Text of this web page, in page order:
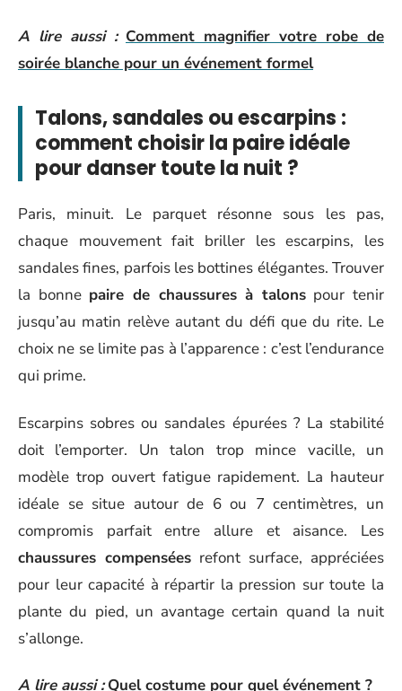
A lire aussi : Comment magnifier votre robe de
soirée blanche pour un événement formel
Talons, sandales ou escarpins :
comment choisir la paire idéale
pour danser toute la nuit ?
Paris, minuit. Le parquet résonne sous les pas,
chaque mouvement fait briller les escarpins, les
sandales fines, parfois les bottines élégantes. Trouver
la bonne paire de chaussures à talonspour tenir
jusqu’au matin relève autant du défi que du rite. Le
choix ne se limite pas à l’apparence : c’est l’endurance
qui prime.
Escarpins sobres ou sandales épurées ? La stabilité
doit l’emporter. Un talon trop mince vacille, un
modèle trop ouvert fatigue rapidement. La hauteur
idéale se situe autour de 6 ou 7 centimètres, un
compromis parfait entre allure et aisance. Les
chaussures compensées refont surface, appréciées
pour leur capacité à répartir la pression sur toute la
plante du pied, un avantage certain quand la nuit
s’allonge.
A lire aussi : Quel costume pour quel événement ?